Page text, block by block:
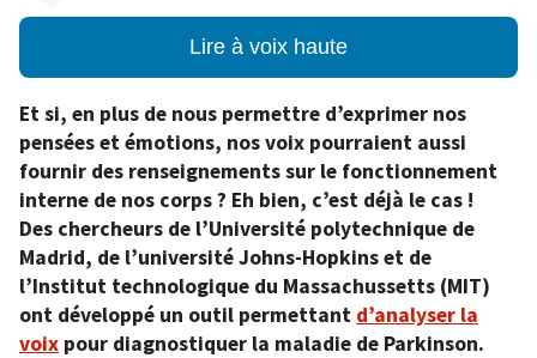
Lire à voix haute
Et si, en plus de nous permettre d’exprimer nos
pensées et émotions, nos voix pourraient aussi
fournir des renseignements sur le fonctionnement
interne de nos corps ? Eh bien, c’est déjà le cas !
Des chercheurs de l’Université polytechnique de
Madrid, de l’université Johns-Hopkins et de
l’Institut technologique du Massachussetts (MIT)
ont développé un outil permettant d’analyser la
voix pour diagnostiquer la maladie de Parkinson.